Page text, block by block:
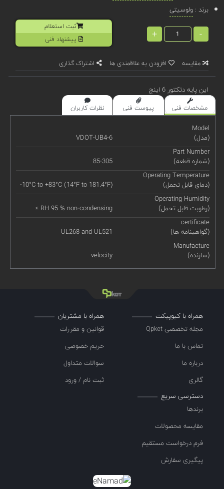
برند :ولوسیتی
-
+
ثبت استعلام
پیشنهاد فنی
مقایسه افزودن به علاقمندی ها اشتراک گذاری
این پایه دتکتور 6 اینچ
مشخصات فنی پیوست فنی نظرات کاربران
Model
(مدل)
VDOT-UB4-6
Part Number
(شماره قطعه)
85-305
Operating Temperature
(دمای قابل تحمل)
-10°C to +83°C (14°F to 181.4°F)
Operating Humidity
(رطوبت قابل تحمل)
≤ RH 95 % non-condensing
certificate
(گواهینامه ها)
UL268 and UL521
Manufacture
(سازنده)
velocity
همراه با کیوپیکت
مجله تخصصی Qpket
تماس با ما
درباره ما
گالری
همراه با مشتریان
قوانین و مقررات
حریم خصوصی
سوالات متداول
ثبت نام / ورود
دسترسی سریع
برندها
مقایسه محصولات
فرم درخواست مستقیم
پیگیری سفارش